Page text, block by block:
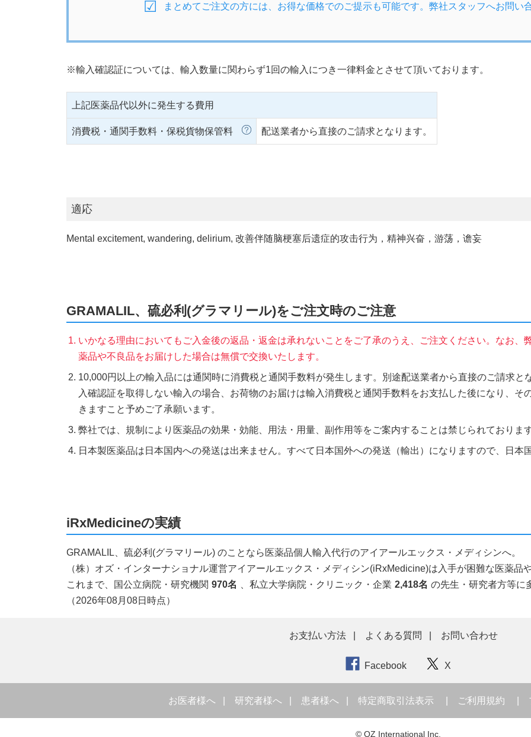
まとめてご注文の方には、お得な価格でのご提示も可能です。弊社スタッフへお問い
※輸入確認証については、輸入数量に関わらず1回の輸入につき一律料金とさせて頂いております。
上記医薬品代以外に発生する費用
消費税・通関手数料・保税貨物保管料 配送業者から直接のご請求となります。
適応
Mental excitement, wandering, delirium, 改善伴随脑梗塞后遗症的攻击行为，精神兴奋，游荡，谵妄
GRAMALIL、硫必利(グラマリール)をご注文時のご注意
いかなる理由においてもご入金後の返品・返金は承れないことをご了承のうえ、ご注文ください。なお、
薬品や不良品をお届けした場合は無償で交換いたします。
10,000円以上の輸入品には通関時に消費税と通関手数料が発生します。別途配送業者から直接のご請求
入確認証を取得しない輸入の場合、お荷物のお届けは輸入消費税と通関手数料をお支払した後になり、そ
きますこと予めご了承願います。
弊社では、規制により医薬品の効果・効能、用法・用量、副作用等をご案内することは禁じられておりま
日本製医薬品は日本国内への発送は出来ません。すべて日本国外への発送（輸出）になりますので、日本
iRxMedicineの実績
GRAMALIL、硫必利(グラマリール) のことなら医薬品個人輸入代行のアイアールエックス・メディシンへ。
（株）オズ・インターナショナル運営アイアールエックス・メディシン(iRxMedicine)は入手が困難な医薬品
これまで、国公立病院・研究機関 970名 、私立大学病院・クリニック・企業 2,418名 の先生・研究者方等に
（2026年08月08日時点）
お支払い方法 よくある質問 お問い合わせ
Facebook X
お医者様へ 研究者様へ 患者様へ 特定商取引法表示 ご利用規約
© OZ International Inc.